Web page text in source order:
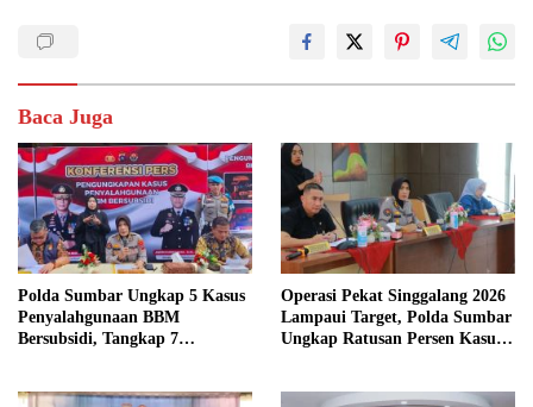
Baca Juga
Polda Sumbar Ungkap 5 Kasus
Penyalahgunaan BBM
Bersubsidi, Tangkap 7
Operasi Pekat Singgalang 2026
Lampaui Target, Polda Sumbar
Ungkap Ratusan Persen Kasus